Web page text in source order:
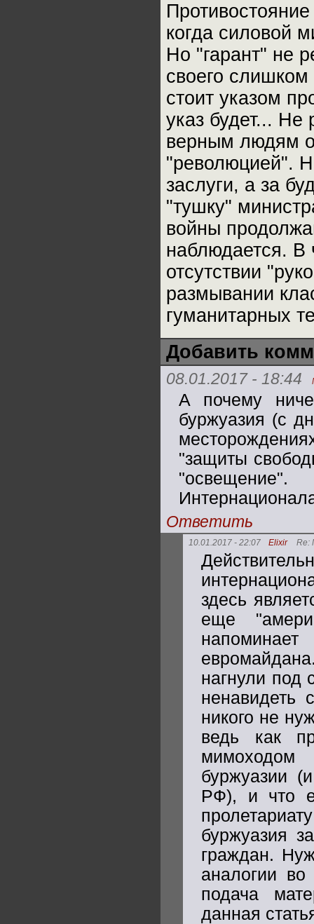
когда силовой
Но "гарант" не
своего
стоит указом
указ будет... Не
верным людям
"революцией".
заслуги, а за
"тушку"
войны
наблюдается. В
отсутствии
размывании
гуманитарных
Добавить
08.01.2017 - 18:44
А почему
буржуазия (с
"защиты
Ответить
10.01.2017 - 22:07 Elixir Re:
здесь
еще
нагнули под
ненавидеть
никого не
ведь как
мимоходом
буржуазии
РФ), и что
буржуазия
граждан.
аналогии
подача
данная